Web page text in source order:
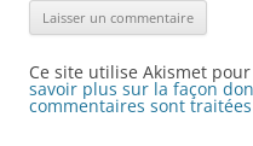
Ce site utilise Akismet
savoir plus sur la façon
commentaires sont traitées